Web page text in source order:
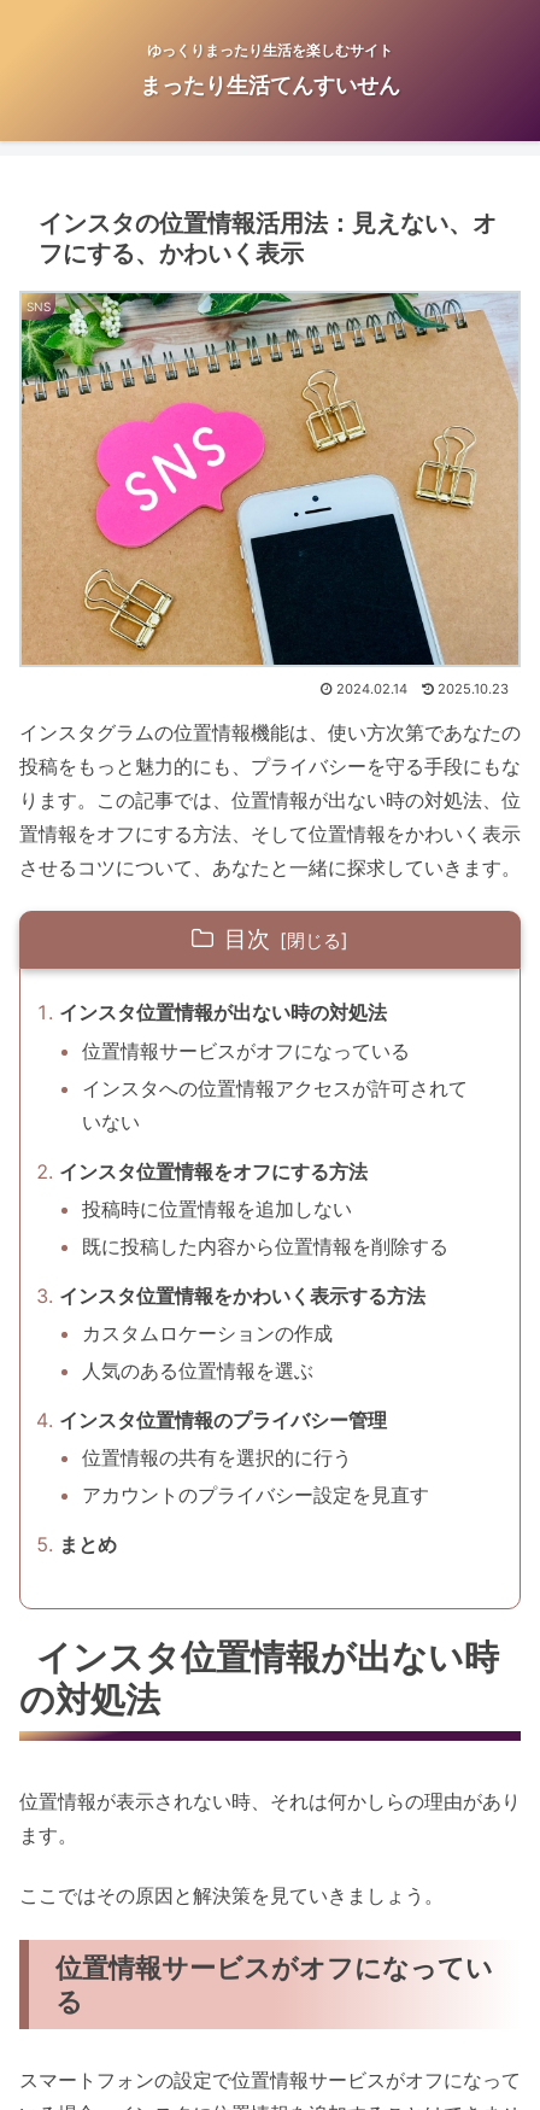
ゆっくりまったり生活を楽しむサイト
まったり生活てんすいせん
インスタの位置情報活用法：見えない、オ
フにする、かわいく表示
SNS
2024.02.14 2025.10.23
インスタグラムの位置情報機能は、使い方次第であなたの
投稿をもっと魅力的にも、プライバシーを守る手段にもな
ります。この記事では、位置情報が出ない時の対処法、位
置情報をオフにする方法、そして位置情報をかわいく表示
させるコツについて、あなたと一緒に探求していきます。
目次
インスタ位置情報が出ない時の対処法
位置情報サービスがオフになっている
インスタへの位置情報アクセスが許可されて
いない
インスタ位置情報をオフにする方法
投稿時に位置情報を追加しない
既に投稿した内容から位置情報を削除する
インスタ位置情報をかわいく表示する方法
カスタムロケーションの作成
人気のある位置情報を選ぶ
インスタ位置情報のプライバシー管理
位置情報の共有を選択的に行う
アカウントのプライバシー設定を見直す
まとめ
インスタ位置情報が出ない時
の対処法
位置情報が表示されない時、それは何かしらの理由があり
ます。
ここではその原因と解決策を見ていきましょう。
位置情報サービスがオフになってい
る
スマートフォンの設定で位置情報サービスがオフになって